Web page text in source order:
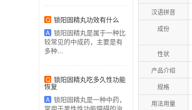
Q 锁阳固精丸功效有什么
A 锁阳固精丸是属于一种比
较常见的中成药，主要是有
多种...
Q 锁阳固精丸吃多久性功能
恢复
A 锁阳固精丸是一种中药，
汉语拼音
成份
性状
产品介绍
规格
用法用量